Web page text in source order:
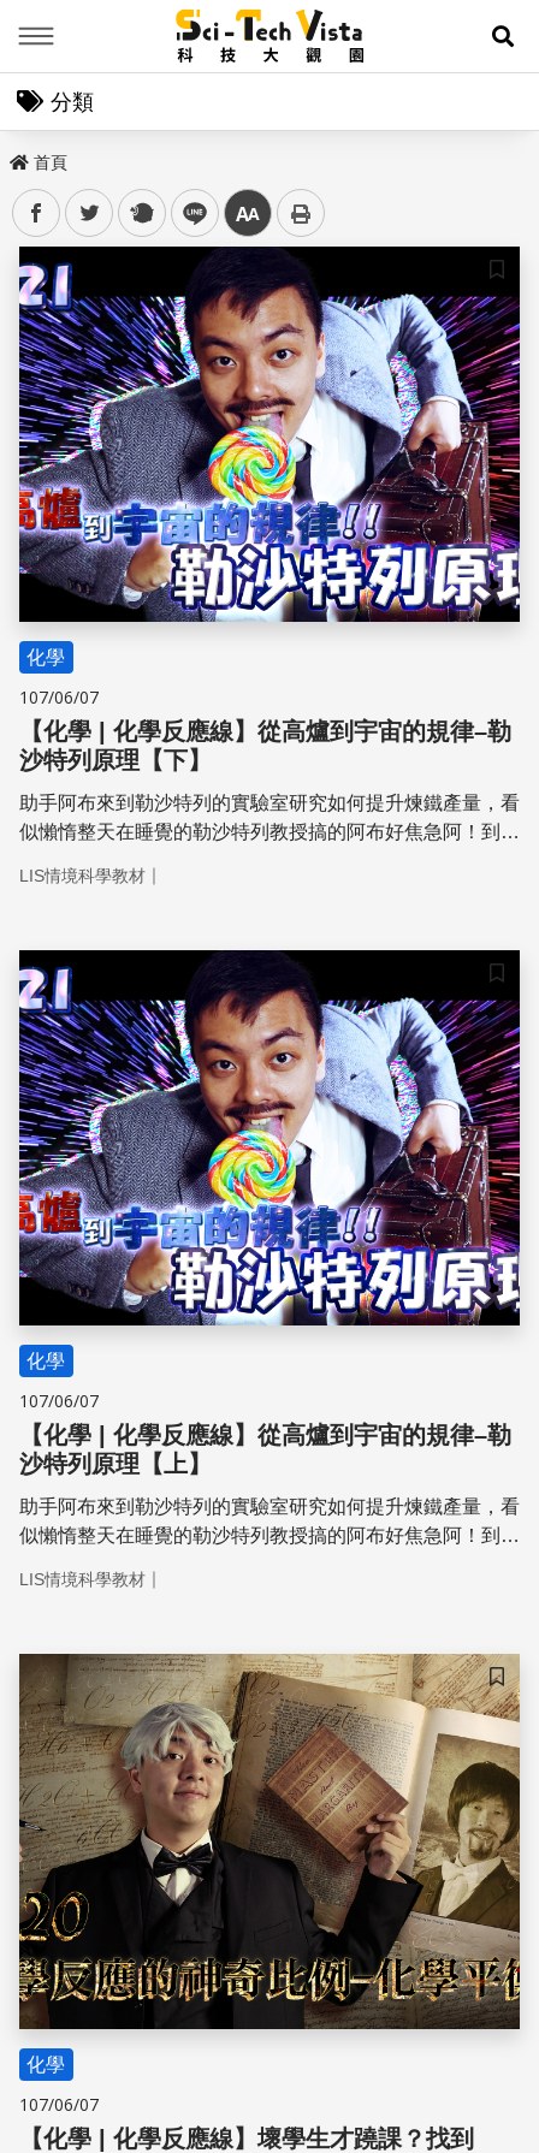
展
分類
首頁
facebooktwitter plurk line 中
儲存
化學
107/06/07
【化學 | 化學反應線】從高爐到宇宙的規律–勒
沙特列原理【下】
助手阿布來到勒沙特列的實驗室研究如何提升煉鐵產量，看
似懶惰整天在睡覺的勒沙特列教授搞的阿布好焦急阿！到底
LIS情境科學教材 ｜
儲存
化學
107/06/07
【化學 | 化學反應線】從高爐到宇宙的規律–勒
沙特列原理【上】
助手阿布來到勒沙特列的實驗室研究如何提升煉鐵產量，看
似懶惰整天在睡覺的勒沙特列教授搞的阿布好焦急阿！到底
LIS情境科學教材 ｜
儲存
化學
107/06/07
【化學 | 化學反應線】壞學生才蹺課？找到